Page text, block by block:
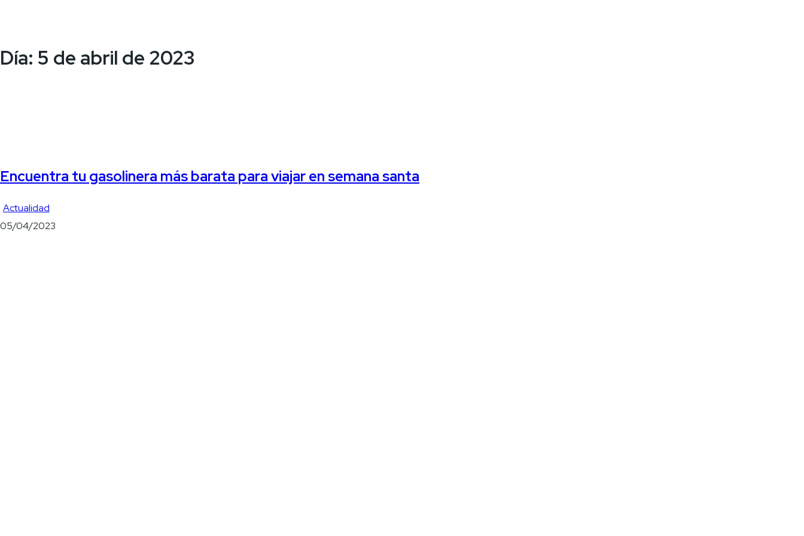
Día: 5 de abril de 2023
Encuentra tu gasolinera más barata para viajar en semana santa
Actualidad
05/04/2023